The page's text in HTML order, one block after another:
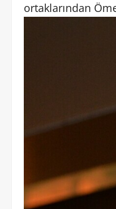
ortaklarından